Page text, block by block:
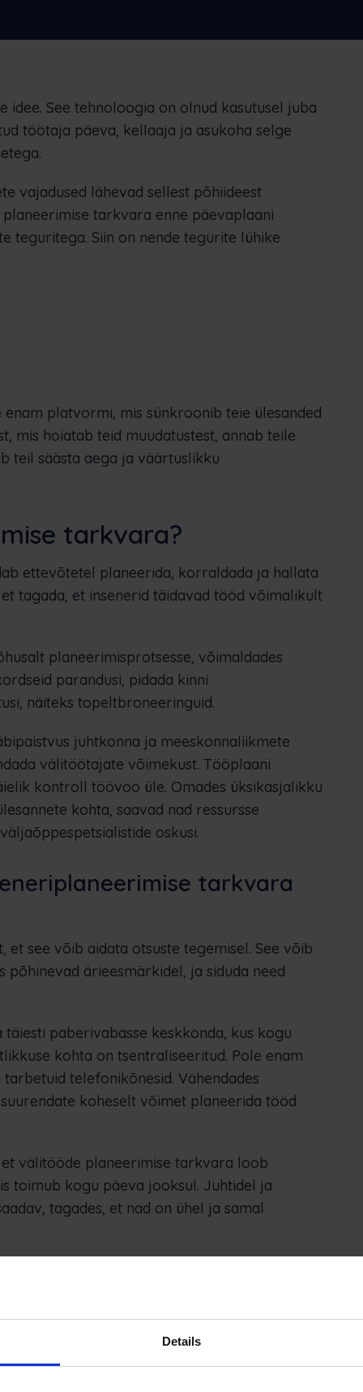
Details
See tehnoloogia on olnud kasutusel juba
töötaja päeva, kellaaja ja asukoha selge
vajadused lähevad sellest põhiideest
tarkvara enne päevaplaani
teguritega. Siin on nende tegurite lühike
platvormi, mis sünkroonib teie ülesanded
mis hoiatab teid muudatustest, annab teile
teil säästa aega ja väärtuslikku
tarkvara?
ettevõtetel planeerida, korraldada ja hallata
tagada, et insenerid täidavad tööd võimalikult
planeerimisprotsesse, võimaldades
parandusi, pidada kinni
näiteks topeltbroneeringuid.
juhtkonna ja meeskonnaliikmete
välitöötajate võimekust. Tööplaani
kontroll töövoo üle. Omades üksikasjalikku
kohta, saavad nad ressursse
oskusi.
tarkvara
et see võib aidata otsuste tegemisel. See võib
põhinevad ärieesmärkidel, ja siduda need
paberivabasse keskkonda, kus kogu
kohta on tsentraliseeritud. Pole enam
telefonikõnesid. Vähendades
koheselt võimet planeerida tööd
välitööde planeerimise tarkvara loob
toimub kogu päeva jooksul. Juhtidel ja
tagades, et nad on ühel ja samal
eelised
lugematud, kuid me loetlesime need, mis
esitamisest kuni lõpetamiseni